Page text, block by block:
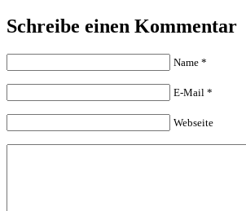
Schreibe einen Kommentar
Name *
E-Mail *
Webseite